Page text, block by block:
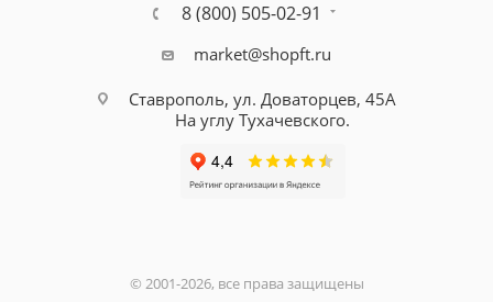
8 (800) 505-02-91
market@shopft.ru
Ставрополь, ул. Доваторцев, 45А
На углу Тухачевского.
© 2001-2026, все права защищены